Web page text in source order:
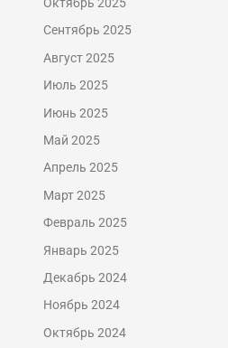
Сентябрь 2025
Август 2025
Июль 2025
Июнь 2025
Май 2025
Апрель 2025
Март 2025
Февраль 2025
Январь 2025
Декабрь 2024
Ноябрь 2024
Октябрь 2024